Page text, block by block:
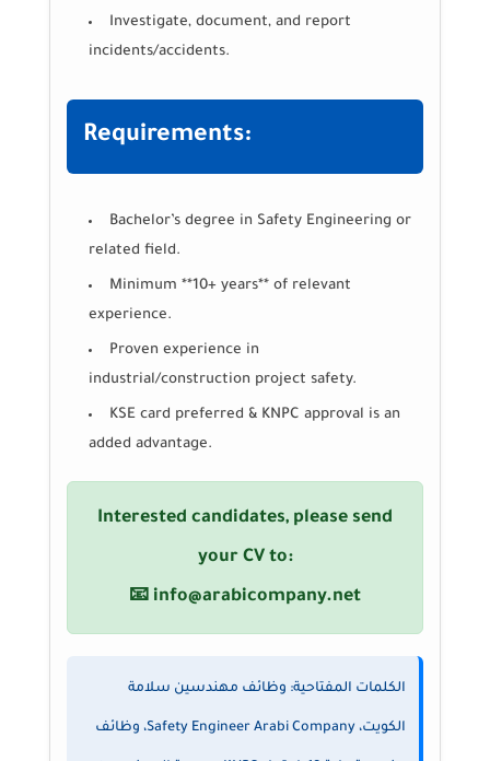
Investigate, document, and report
incidents/accidents.
Requirements:
Bachelor’s degree in Safety Engineering or
related field.
Minimum **10+ years** of relevant
experience.
Proven experience in
industrial/construction project safety.
KSE card preferred & KNPC approval is an
added advantage.
Interested candidates, please send
your CV to:
📧 info@arabicompany.net
الكلمات المفتاحية: وظائف مهندسين سلامة
الكويت، Safety Engineer Arabi Company، وظائف